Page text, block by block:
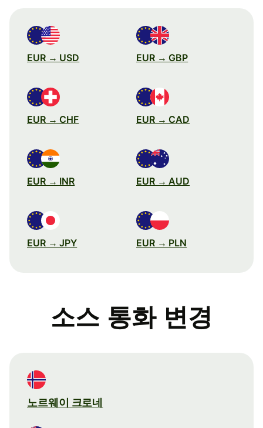
EUR → USD EUR → GBP
EUR → CHF EUR → CAD
EUR → INR EUR → AUD
EUR → JPY EUR → PLN
소스 통화 변경
노르웨이 크로네